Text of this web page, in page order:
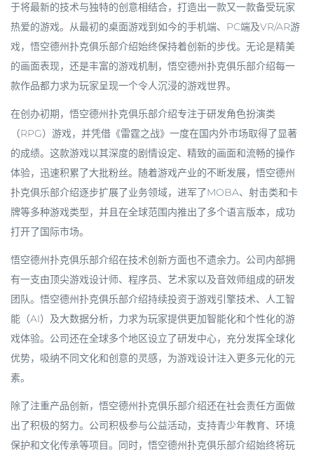
于将最新的技术与独特的创意相结合，打造出一款又一款备受玩家
热爱的游戏。从最初的桌面游戏到如今的手机端、PC端及VR/AR游
戏， 悟空德州扑克俱乐部介绍始终保持着创新的步伐。无论是精美
的画面表现，还是丰富的游戏机制， 悟空德州扑克俱乐部介绍每一
款作品都力求为玩家呈现一个令人沉浸的游戏世界。
在创办初期， 悟空德州扑克俱乐部介绍专注于研发角色扮演类
（RPG）游戏，并凭借《雷霆之战》一度在国内外市场取得了显著
的成绩。这款游戏以其深度的剧情设定、精致的画面和流畅的操作
体验，迅速积累了大批粉丝。随着游戏产业的不断发展， 悟空德州
扑克俱乐部介绍逐步扩展了业务领域，进军了MOBA、射击类和卡
牌等多种游戏类型，并且在全球范围内推出了多个语言版本，成功
打开了国际市场。
悟空德州扑克俱乐部介绍在技术创新方面也不遗余力。公司内部拥
有一支由顶尖游戏设计师、程序员、艺术家以及音效师组成的研发
团队。 悟空德州扑克俱乐部介绍持续投资于游戏引擎技术、人工智
能（AI）及大数据分析，力求为玩家提供更加智能化和个性化的游
戏体验。公司还在全球多个地区设立了研发中心，充分发挥全球化
优势，吸纳不同文化和创意的灵感，为游戏设计注入更多元化的元
素。
除了注重产品创新， 悟空德州扑克俱乐部介绍还在社会责任方面做
出了积极的努力。公司积极参与公益活动，支持青少年教育、环境
保护和文化传承等项目。同时， 悟空德州扑克俱乐部介绍始终将玩